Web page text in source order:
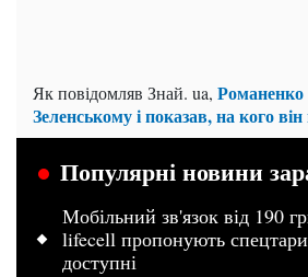
Як повідомляв Знай. ua,
Зеленському і показав, на кого
Популярні новини
Мобільний зв'язок від 190
lifecell пропонують
доступні